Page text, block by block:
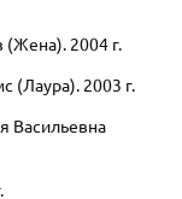
(Жена). 2004 г.
(Лаура). 2003 г.
Васильевна